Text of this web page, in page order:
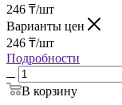
246 ₸/шт
Варианты цен
246 ₸/шт
Подробности
В корзину